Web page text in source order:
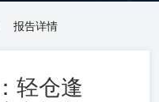
报告详情
轻仓逢